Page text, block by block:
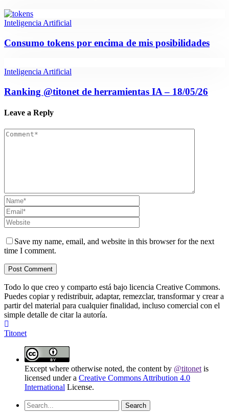
Inteligencia Artificial
Consumo tokens por encima de mis posibilidades
Inteligencia Artificial
Ranking @titonet de herramientas IA – 18/05/26
Leave a Reply
Save my name, email, and website in this browser for the next
time I comment.
Todo lo que creo y comparto está bajo licencia Creative Commons.
Puedes copiar y redistribuir, adaptar, remezclar, transformar y crear a
partir del material para cualquier finalidad, incluso comercial con el
simple detalle de citar la autoría.
Titonet
Except where otherwise noted, the content by @titonet is
licensed under a Creative Commons Attribution 4.0
International License.